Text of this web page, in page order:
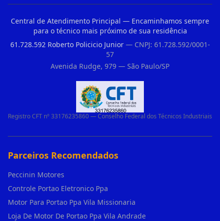
Central de Atendimento Principal — Encaminhamos sempre
para o técnico mais próximo de sua residência
61.728.592 Roberto Policicio Junior— CNPJ: 61.728.592/0001-
57
Avenida Rudge, 979 — São Paulo/SP
Registro CFT nº 33176235860 — Conselho Federal dos Técnicos Industriais
Parceiros Recomendados
Peccinin Motores
Controle Portao Eletronico Ppa
Motor Para Portao Ppa Vila Missionaria
Loja De Motor De Portao Ppa Vila Andrade